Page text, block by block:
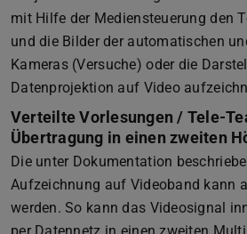
mit Hilfe der Mediensteuerung den
und die Bilder der automatischen
Kameras (Versuche) oder die
Datenprojektion auf Video
Verteilte Vorlesungen / Tele-
Übertragung in einen zweiten
Die unter Dokumentation
Aufzeichnung auf Videoband kann
werden. So kann das Videosignal